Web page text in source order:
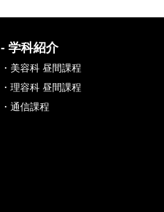
- 学科紹介
・美容科 昼間課程
・理容科 昼間課程
・通信課程